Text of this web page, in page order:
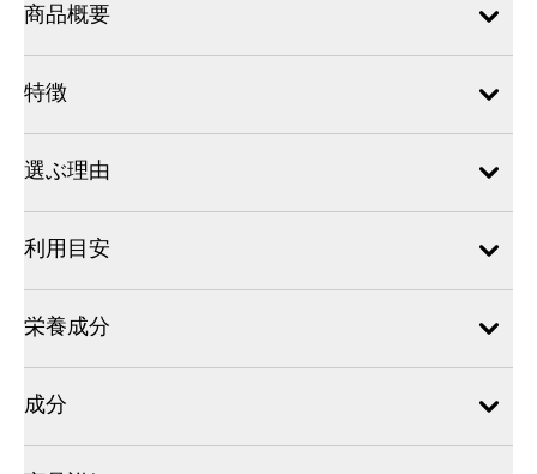
商品概要
特徴
選ぶ理由
利用目安
栄養成分
成分